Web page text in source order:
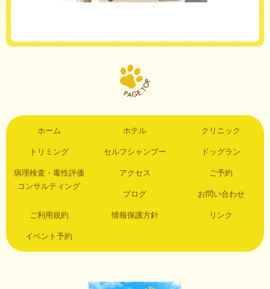
ホーム ホテル クリニック
トリミング セルフシャンプー ドッグラン
病理検査・毒性評価
コンサルティング
アクセス ご予約
ブログ お問い合わせ
ご利用規約 情報保護方針 リンク
イベント予約